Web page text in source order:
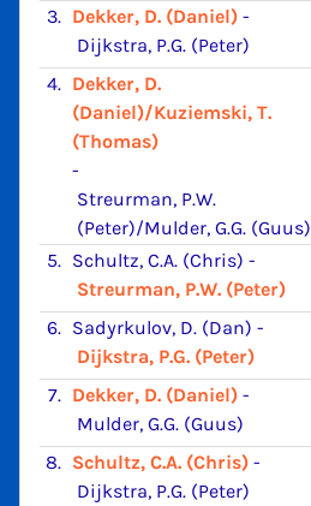
3. Dekker, D. (Daniel) -
Dijkstra, P.G. (Peter)
4. Dekker, D.
(Daniel)/Kuziemski, T.
(Thomas)
-
Streurman, P.W.
(Peter)/Mulder, G.G. (Guus)
5. Schultz, C.A. (Chris) -
Streurman, P.W. (Peter)
6. Sadyrkulov, D. (Dan) -
Dijkstra, P.G. (Peter)
7. Dekker, D. (Daniel) -
Mulder, G.G. (Guus)
8. Schultz, C.A. (Chris) -
Dijkstra, P.G. (Peter)